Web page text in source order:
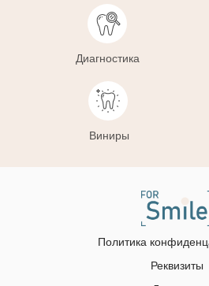
Диагностика
Виниры
Политика
Реквизиты